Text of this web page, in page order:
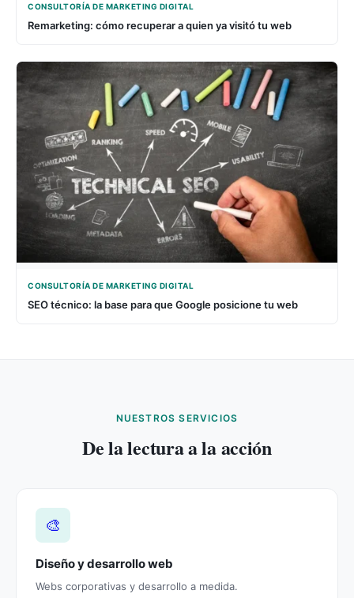
CONSULTORÍA DE MARKETING DIGITAL
Remarketing: cómo recuperar a quien ya visitó tu web
CONSULTORÍA DE MARKETING DIGITAL
SEO técnico: la base para que Google posicione tu web
NUESTROS SERVICIOS
De la lectura a la acción
🎨
Diseño y desarrollo web
Webs corporativas y desarrollo a medida.